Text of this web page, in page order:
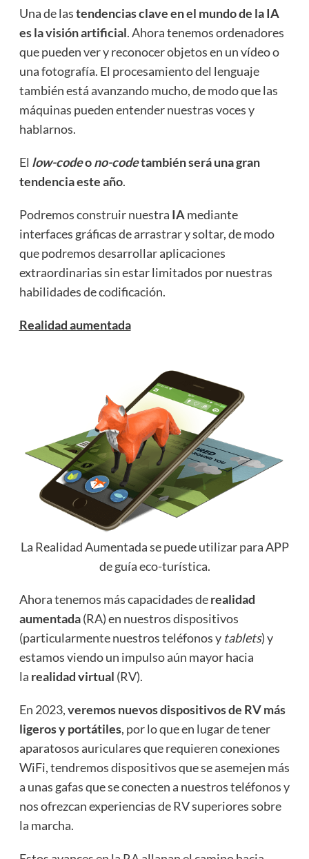
Una de lastendencias clave en el mundo de la IA
es la visión artificial. Ahora tenemos ordenadores
que pueden ver y reconocer objetos en un vídeo o
una fotografía. El procesamiento del lenguaje
también está avanzando mucho, de modo que las
máquinas pueden entender nuestras voces y
hablarnos.
El low-codeono-codetambién será una gran
tendencia este año.
Podremos construir nuestra IAmediante
interfaces gráficas de arrastrar y soltar, de modo
que podremos desarrollar aplicaciones
extraordinarias sin estar limitados por nuestras
habilidades de codificación.
Realidad aumentada
La Realidad Aumentada se puede utilizar para APP
de guía eco-turística.
Ahora tenemos más capacidades derealidad
aumentada(RA) en nuestros dispositivos
(particularmente nuestros teléfonos y tablets) y
estamos viendo un impulso aún mayor hacia
la realidad virtual (RV).
En 2023,veremos nuevos dispositivos de RV más
ligeros y portátiles, por lo que en lugar de tener
aparatosos auriculares que requieren conexiones
WiFi, tendremos dispositivos que se asemejen más
a unas gafas que se conecten a nuestros teléfonos y
nos ofrezcan experiencias de RV superiores sobre
la marcha.